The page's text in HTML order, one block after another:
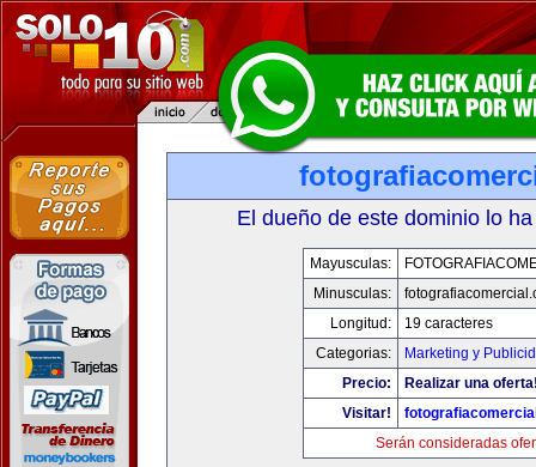
El dueño de este dominio lo
Mayusculas:
Minusculas:
Longitud:
19 caracteres
Categorias:
Marketing y
Precio:
Realizar una
Visitar!
Serán consideradas